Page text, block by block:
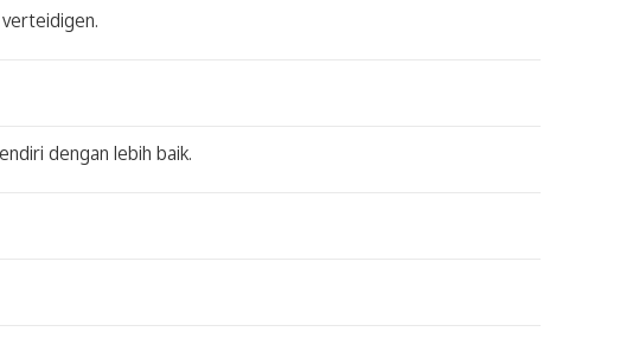
dengan lebih baik.